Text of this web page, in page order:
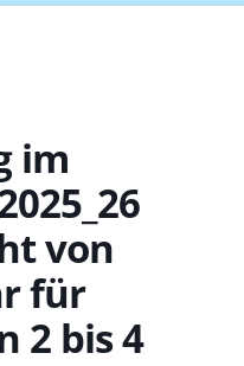
im
von
für
2 bis 4